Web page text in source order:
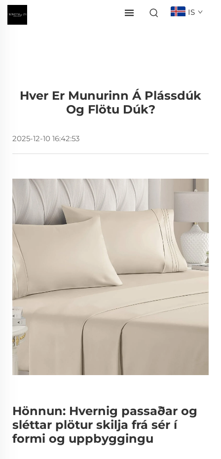
IS
Hver Er Munurinn Á Plássdúk
Og Flötu Dúk?
2025-12-10 16:42:53
Hönnun: Hvernig passaðar og
sléttar plötur skilja frá sér í
formi og uppbyggingu